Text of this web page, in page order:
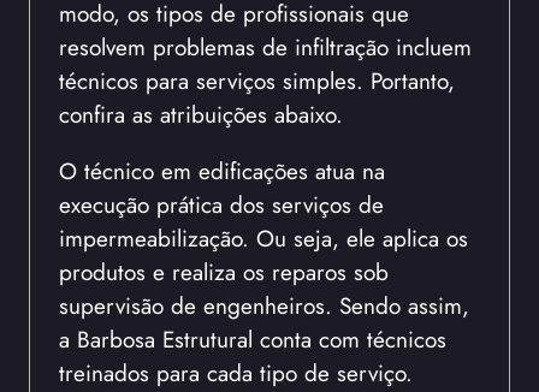
modo, os tipos de profissionais que
resolvem problemas de infiltração incluem
técnicos para serviços simples. Portanto,
confira as atribuições abaixo.
O técnico em edificações atua na
execução prática dos serviços de
impermeabilização. Ou seja, ele aplica os
produtos e realiza os reparos sob
supervisão de engenheiros. Sendo assim,
a Barbosa Estrutural conta com técnicos
treinados para cada tipo de serviço.